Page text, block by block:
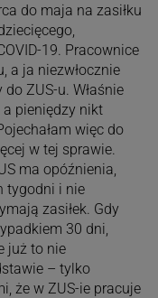
do maja na zasiłku
19. Pracownice
a ja niezwłocznie
ZUS-u. Właśnie
a pieniędzy nikt
więc do
w tej sprawie.
ma opóźnienia,
tygodni i nie
zasiłek. Gdy
30 dni,
już to nie
– tylko
że w ZUS-ie pracuje